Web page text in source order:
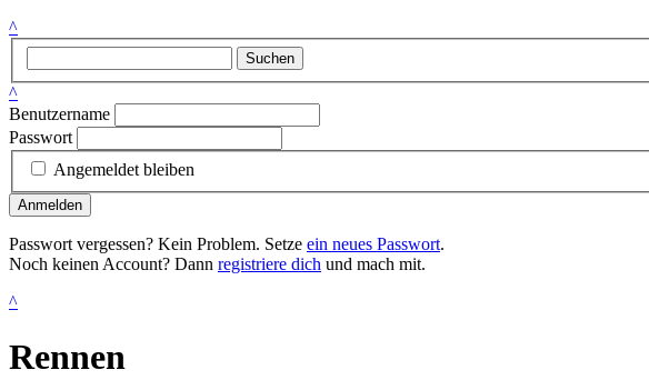
^
Suchen
^
Benutzername
Passwort
Angemeldet bleiben
Anmelden
Passwort vergessen? Kein Problem. Setze ein neues Passwort.
Noch keinen Account? Dann registriere dich und mach mit.
^
Rennen